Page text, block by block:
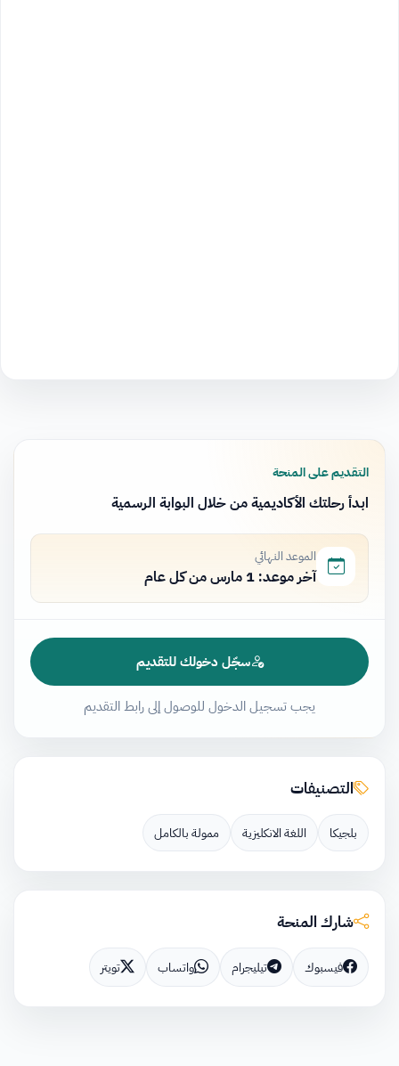
التقديم على المنحة
ابدأ رحلتك الأكاديمية من خلال البوابة الرسمية
الموعد النهائي
آخر موعد: 1 مارس من كل عام
سجّل دخولك للتقديم
يجب تسجيل الدخول للوصول إلى رابط التقديم
التصنيفات
بلجيكا اللغة الانكليزية ممولة بالكامل
شارك المنحة
فيسبوك تيليجرام واتساب تويتر